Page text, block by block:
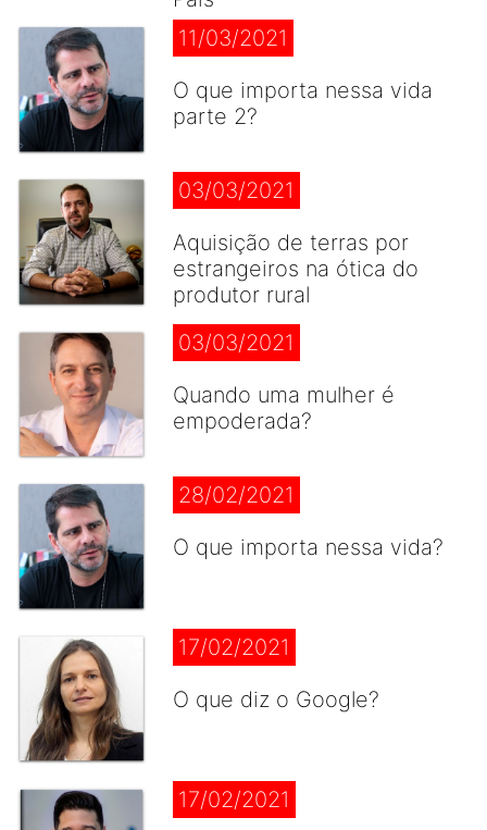
11/03/2021
O que importa nessa vida
parte 2?
03/03/2021
Aquisição de terras por
estrangeiros na ótica do
produtor rural
03/03/2021
Quando uma mulher é
empoderada?
28/02/2021
O que importa nessa vida?
17/02/2021
O que diz o Google?
17/02/2021